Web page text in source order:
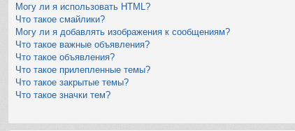
Могу ли я использовать HTML?
Что такое смайлики?
Могу ли я добавлять изображения к сообщениям?
Что такое важные объявления?
Что такое объявления?
Что такое прилепленные темы?
Что такое закрытые темы?
Что такое значки тем?